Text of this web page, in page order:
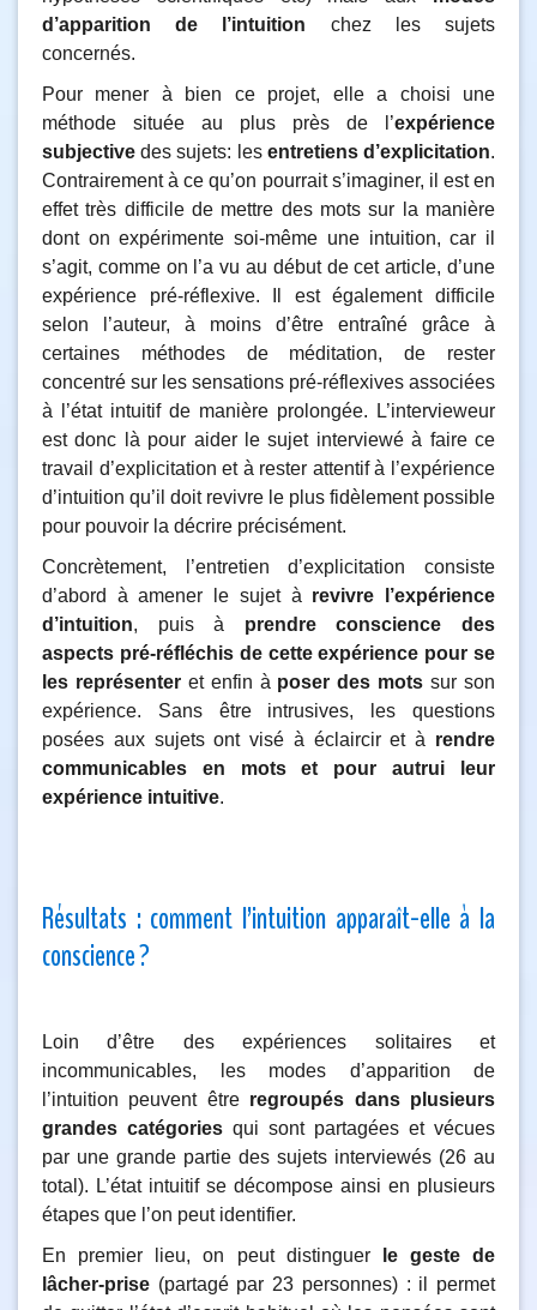
d’apparition de l’intuition chez les sujets
concernés.
Pour mener à bien ce projet, elle a choisi une
méthode située au plus près de l’expérience
subjective des sujets: les entretiens d’explicitation.
Contrairement à ce qu’on pourrait s’imaginer, il est en
effet très difficile de mettre des mots sur la manière
dont on expérimente soi-même une intuition, car il
s’agit, comme on l’a vu au début de cet article, d’une
expérience pré-réflexive. Il est également difficile
selon l’auteur, à moins d’être entraîné grâce à
certaines méthodes de méditation, de rester
concentré sur les sensations pré-réflexives associées
à l’état intuitif de manière prolongée. L’intervieweur
est donc là pour aider le sujet interviewé à faire ce
travail d’explicitation et à rester attentif à l’expérience
d’intuition qu’il doit revivre le plus fidèlement possible
pour pouvoir la décrire précisément.
Concrètement, l’entretien d’explicitation consiste
d’abord à amener le sujet à revivre l’expérience
d’intuition, puis à prendre conscience des
aspects pré-réfléchis de cette expérience pour se
les représenteret enfin à poser des mots sur son
expérience. Sans être intrusives, les questions
posées aux sujets ont visé à éclaircir et à rendre
communicables en mots et pour autrui leur
expérience intuitive.
Résultats : comment l’intuition apparaît-elle à la
conscience ?
Loin d’être des expériences solitaires et
incommunicables, les modes d’apparition de
l’intuition peuvent êtreregroupés dans plusieurs
grandes catégories qui sont partagées et vécues
par une grande partie des sujets interviewés (26 au
total). L’état intuitif se décompose ainsi en plusieurs
étapes que l’on peut identifier.
En premier lieu, on peut distinguerle geste de
lâcher-prise (partagé par 23 personnes) : il permet